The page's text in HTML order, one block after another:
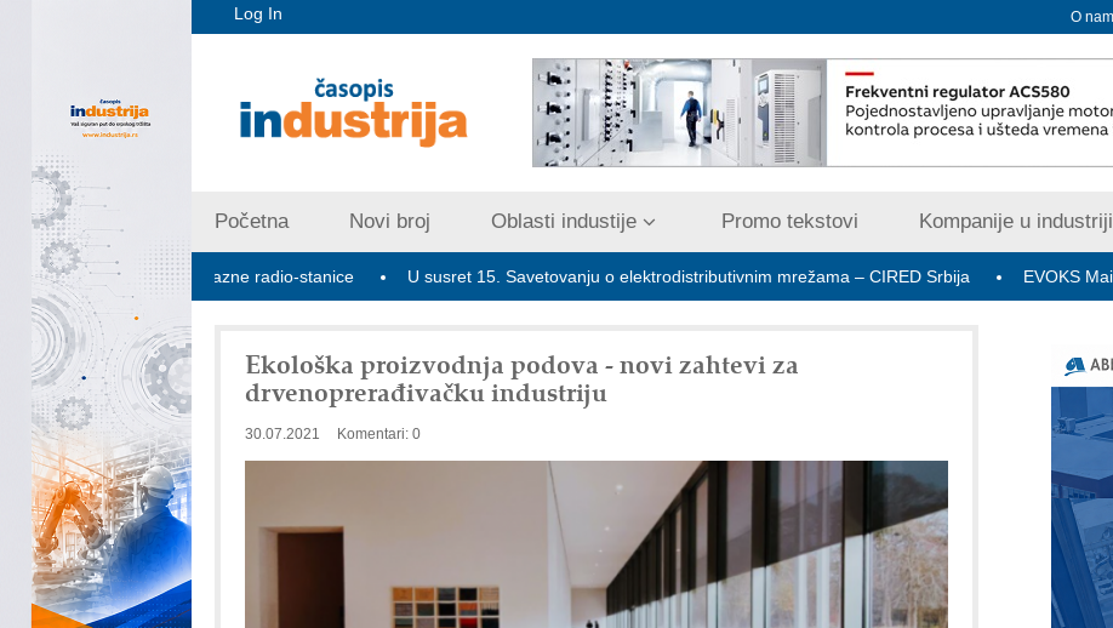
Log In O
Početna Novi broj Oblasti industije Promo tekstovi Kompanije u industriji
2.354 5G bazne radio-stanice U susret 15. Savetovanju o elektrodistributivnim mrežama – CIRED Srbija EVOKS Maintenance
Ekološka proizvodnja podova - novi zahtevi za
drvenoprerađivačku industriju
30.07.2021 Komentari: 0